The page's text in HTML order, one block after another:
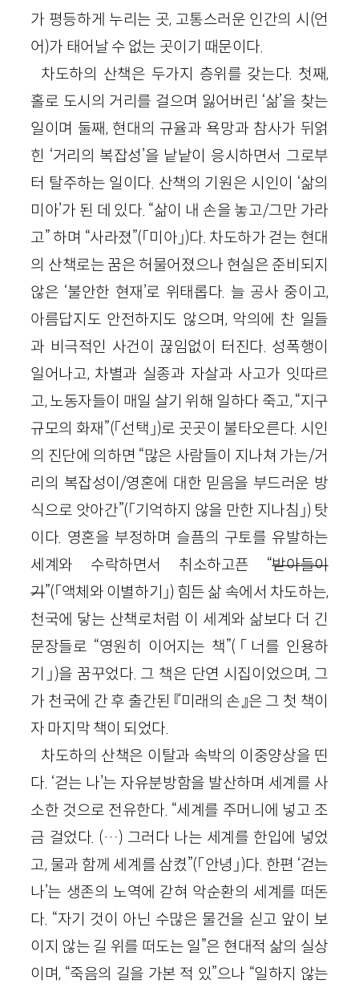
가 평등하게 누리는 곳, 고통스러운 인간의 시(언
어)가 태어날 수 없는 곳이기 때문이다.
차도하의 산책은 두가지 층위를 갖는다. 첫째,
홀로 도시의 거리를 걸으며 잃어버린 ‘삶’을 찾는
일이며 둘째, 현대의 규율과 욕망과 참사가 뒤얽
힌 ‘거리의 복잡성’을 낱낱이 응시하면서 그로부
터 탈주하는 일이다. 산책의 기원은 시인이 ‘삶의
미아’가 된 데 있다. “삶이 내 손을 놓고/그만 가라
고” 하며 “사라졌”(「미아」)다. 차도하가 걷는 현대
의 산책로는 꿈은 허물어졌으나 현실은 준비되지
않은 ‘불안한 현재’로 위태롭다. 늘 공사 중이고,
아름답지도 안전하지도 않으며, 악의에 찬 일들
과 비극적인 사건이 끊임없이 터진다. 성폭행이
일어나고, 차별과 실종과 자살과 사고가 잇따르
고, 노동자들이 매일 살기 위해 일하다 죽고, “지구
규모의 화재”(「선택」)로 곳곳이 불타오른다. 시인
의 진단에 의하면 “많은 사람들이 지나쳐 가는/거
리의 복잡성이/영혼에 대한 믿음을 부드러운 방
식으로 앗아간”(「기억하지 않을 만한 지나침」) 탓
이다. 영혼을 부정하며 슬픔의 구토를 유발하는
세계와 수락하면서 취소하고픈 “받아들이
기”(「액체와 이별하기」) 힘든 삶 속에서 차도하는,
천국에 닿는 산책로처럼 이 세계와 삶보다 더 긴
문장들로 “영원히 이어지는 책”(「너를 인용하
기」)을 꿈꾸었다. 그 책은 단연 시집이었으며, 그
가 천국에 간 후 출간된 『미래의 손』은 그 첫 책이
자 마지막 책이 되었다.
차도하의 산책은 이탈과 속박의 이중양상을 띤
다. ‘걷는 나’는 자유분방함을 발산하며 세계를 사
소한 것으로 전유한다. “세계를 주머니에 넣고 조
금 걸었다. (…) 그러다 나는 세계를 한입에 넣었
고, 물과 함께 세계를 삼켰”(「안녕」)다. 한편 ‘걷는
나’는 생존의 노역에 갇혀 악순환의 세계를 떠돈
다. “자기 것이 아닌 수많은 물건을 싣고 앞이 보
이지 않는 길 위를 떠도는 일”은 현대적 삶의 실상
이며, “죽음의 길을 가본 적 있”으나 “일하지 않는